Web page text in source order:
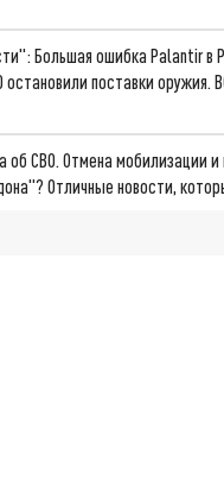
Большая ошибка Palantir в
остановили поставки оружия.
об СВО. Отмена мобилизации
Отличные новости,